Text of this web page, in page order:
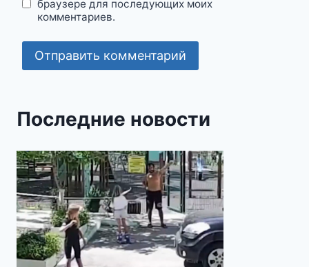
браузере для последующих моих
комментариев.
Последние новости